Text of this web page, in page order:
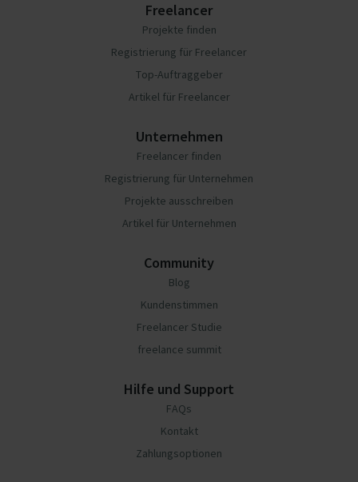
Freelancer
Projekte finden
Registrierung für Freelancer
Top-Auftraggeber
Artikel für Freelancer
Unternehmen
Freelancer finden
Registrierung für Unternehmen
Projekte ausschreiben
Artikel für Unternehmen
Community
Blog
Kundenstimmen
Freelancer Studie
freelance summit
Hilfe und Support
FAQs
Kontakt
Zahlungsoptionen